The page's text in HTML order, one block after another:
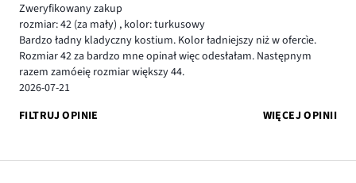
Zweryfikowany zakup
rozmiar: 42 (za mały) , kolor: turkusowy
Bardzo ładny kladyczny kostium. Kolor ładniejszy niż w ofercìe.
Rozmiar 42 za bardzo mne opinał więc odesłałam. Następnym
razem zamóeię rozmiar większy 44.
2026-07-21
FILTRUJ OPINIE
WIĘCEJ OPINII